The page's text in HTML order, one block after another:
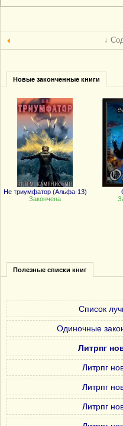
↓
Новые законченные книги
Не триумфатор (Альфа-13)
Закончена
Полезные списки книг
Список
Одиночные
Литрпг
Литрпг
Литрпг
Литрпг